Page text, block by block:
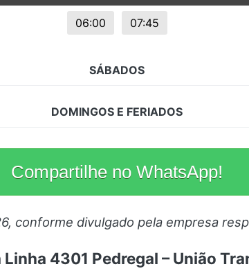
06:00 07:45
SÁBADOS
DOMINGOS E FERIADOS
Compartilhe no WhatsApp!
conforme divulgado pela empresa
4301 Pedregal – União